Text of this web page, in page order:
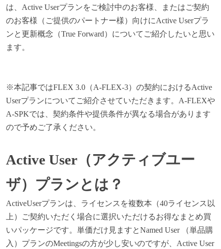
は、Active Userプランをご検討中のお客様、またはご契約
のお客様（ご提供のパートナー様）向けにActive Userプラ
ンと更新概念（True Forward）についてご紹介したいと思い
ます。
※本記事ではFLEX 3.0（A-FLEX-3）の契約におけるActive
Userプランについてご紹介させていただきます。A-FLEXや
A-SPKでは、契約条件や提供条件が異なる場合があります
ので予めご了承ください。
Active User（アクティブユー
ザ）プランとは？
ActiveUserプランは、ライセンスを複数本（40ライセンス以
上）ご契約いただく場合に選択いただけるお得なまとめ買
いパッケージです。単価だけ見ますとNamed User （単品購
入）プランのMeetingsの方が少し安いのですが、Active User